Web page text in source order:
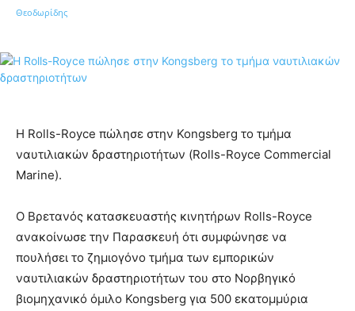
Η Rolls-Royce πώλησε στην Kongsberg το τμήμα
ναυτιλιακών δραστηριοτήτων (Rolls-Royce Commercial
Marine).
Ο Βρετανός κατασκευαστής κινητήρων Rolls-Royce
ανακοίνωσε την Παρασκευή ότι συμφώνησε να
πουλήσει το ζημιογόνο τμήμα των εμπορικών
ναυτιλιακών δραστηριοτήτων του στο Νορβηγικό
βιομηχανικό όμιλο Kongsberg για 500 εκατομμύρια